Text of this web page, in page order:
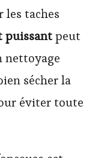
les taches
puissantpeut
nettoyage
sécher la
éviter toute